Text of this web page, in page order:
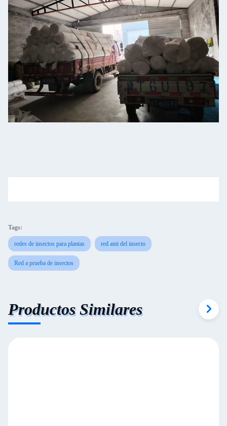
Tags:
redes de insectos para plantas red anti del insecto
Red a prueba de insectos
Productos Similares